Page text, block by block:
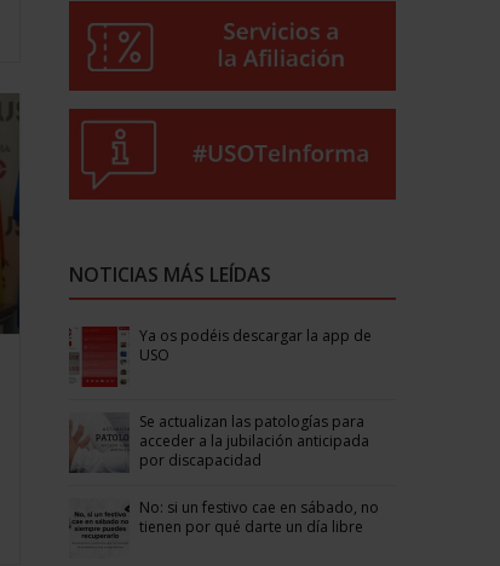
NOTICIAS MÁS LEÍDAS
Ya os podéis descargar la app de
USO
Se actualizan las patologías para
acceder a la jubilación anticipada
por discapacidad
No: si un festivo cae en sábado, no
tienen por qué darte un día libre